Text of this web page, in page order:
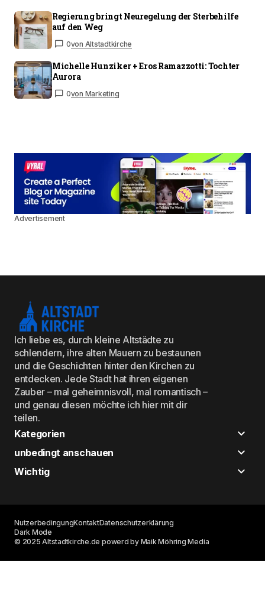
Regierung bringt Neuregelung der Sterbehilfe
auf den Weg
0von Altstadtkirche
Michelle Hunziker + Eros Ramazzotti: Tochter
Aurora
0von Marketing
Advertisement
Ich liebe es, durch kleine Altstädte zu
schlendern, ihre alten Mauern zu bestaunen
und die Geschichten hinter den Kirchen zu
entdecken. Jede Stadt hat ihren eigenen
Zauber – mal geheimnisvoll, mal romantisch –
und genau diesen möchte ich hier mit dir
teilen.
Kategorien
unbedingt anschauen
Wichtig
© 2025 Altstadtkirche.de powerd by Maik Möhring Media
NutzerbedingungKontaktDatenschutzerklärung
Dark Mode